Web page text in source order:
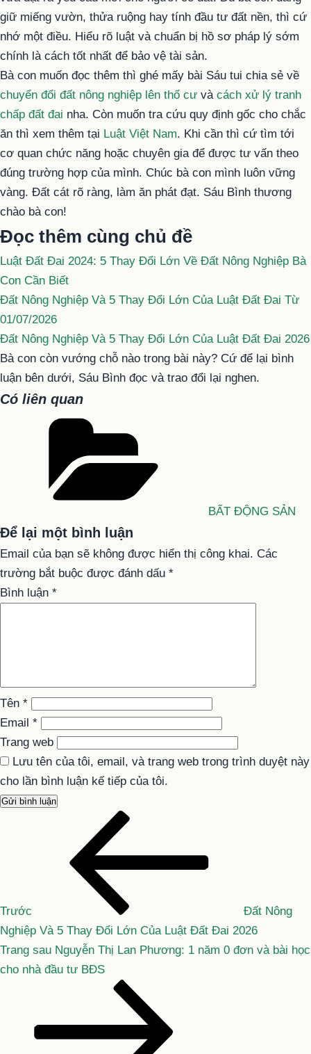
giữ miếng vườn, thửa ruộng hay tính đầu tư đất nền, thì cứ
nhớ một điều. Hiểu rõ luật và chuẩn bị hồ sơ pháp lý sớm
chính là cách tốt nhất để bảo vệ tài sản.
Bà con muốn đọc thêm thì ghé mấy bài Sáu tui chia sẻ về
chuyển đổi đất nông nghiệp lên thổ cư và cách xử lý tranh
chấp đất đai nha. Còn muốn tra cứu quy định gốc cho chắc
ăn thì xem thêm tại Luật Việt Nam. Khi cần thì cứ tìm tới
cơ quan chức năng hoặc chuyên gia để được tư vấn theo
đúng trường hợp của mình. Chúc bà con mình luôn vững
vàng. Đất cát rõ ràng, làm ăn phát đạt. Sáu Bình thương
chào bà con!
Đọc thêm cùng chủ đề
Luật Đất Đai 2024: 5 Thay Đổi Lớn Về Đất Nông Nghiệp Bà
Con Cần Biết
Đất Nông Nghiệp Và 5 Thay Đổi Lớn Của Luật Đất Đai Từ
01/07/2026
Đất Nông Nghiệp Và 5 Thay Đổi Lớn Của Luật Đất Đai 2026
Bà con còn vướng chỗ nào trong bài này? Cứ để lại bình
luận bên dưới, Sáu Bình đọc và trao đổi lại nghen.
Có liên quan
BẤT ĐỘNG SẢN
Để lại một bình luận
Email của bạn sẽ không được hiển thị công khai. Các
trường bắt buộc được đánh dấu *
Bình luận *
Tên *
Email *
Trang web
Lưu tên của tôi, email, và trang web trong trình duyệt này
cho lần bình luận kế tiếp của tôi.
viết
Trước
Đất Nông
Nghiệp Và 5 Thay Đổi Lớn Của Luật Đất Đai 2026
Bài
tiếp
Trang sau Nguyễn Thị Lan Phương: 1 năm 0 đơn và bài học
cho nhà đầu tư BĐS